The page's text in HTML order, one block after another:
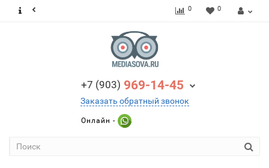
0 0
+7 (903) 969-14-45
Заказать обратный звонок
Онлайн -